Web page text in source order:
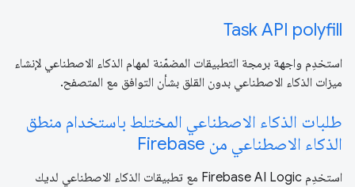
Task API polyfill
استخدِم واجهة برمجة التطبيقات المضمّنة لمهام الذكاء الاصطناعي لإنشاء
ميزات الذكاء الاصطناعي بدون القلق بشأن التوافق مع المتصفح.
طلبات الذكاء الاصطناعي المختلط باستخدام منطق
الذكاء الاصطناعي من Firebase
استخدِم Firebase AI Logic مع تطبيقات الذكاء الاصطناعي لديك